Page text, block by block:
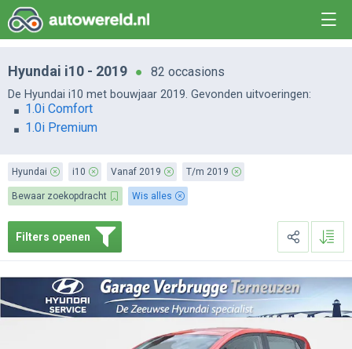
Hyundai i10 - 2019 82 occasions
De Hyundai i10 met bouwjaar 2019. Gevonden uitvoeringen:
1.0i Comfort
1.0i Premium
Hyundai i10 Vanaf 2019 T/m 2019
Bewaar zoekopdracht Wis alles
Filters openen